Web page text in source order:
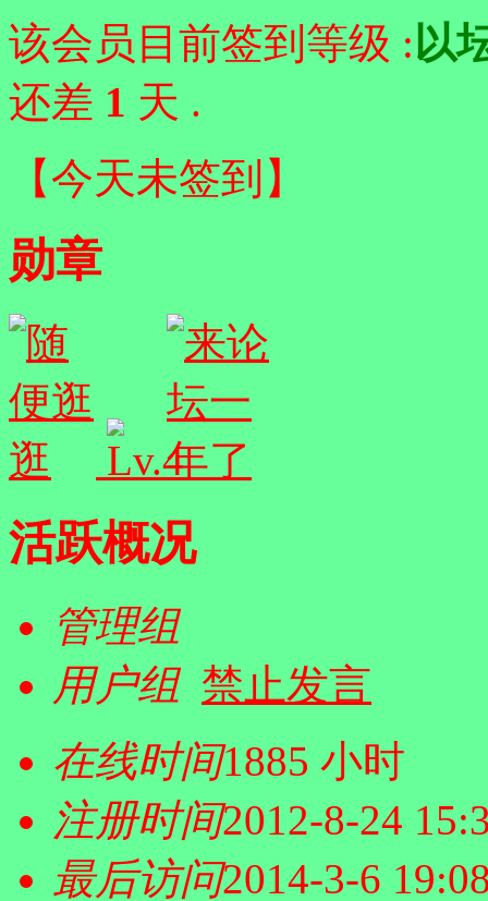
该会员目前签到等级 : 以
还差 1 天 .
【今天未签到 】
勋章
活跃概况
管理组
用户组 禁止发言
在线时间1885 小时
注册时间2012-8-24
最后访问2014-3-6